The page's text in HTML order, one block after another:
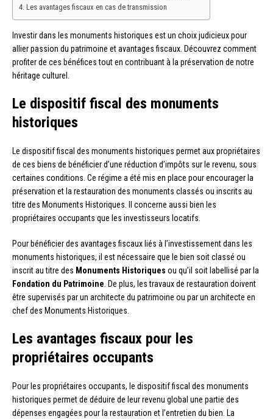
Les avantages fiscaux en cas de transmission
Investir dans les monuments historiques est un choix judicieux pour
allier passion du patrimoine et avantages fiscaux. Découvrez comment
profiter de ces bénéfices tout en contribuant à la préservation de notre
héritage culturel.
Le dispositif fiscal des monuments
historiques
Le dispositif fiscal des monuments historiques permet aux propriétaires
de ces biens de bénéficier d’une réduction d’impôts sur le revenu, sous
certaines conditions. Ce régime a été mis en place pour encourager la
préservation et la restauration des monuments classés ou inscrits au
titre des Monuments Historiques. Il concerne aussi bien les
propriétaires occupants que les investisseurs locatifs.
Pour bénéficier des avantages fiscaux liés à l’investissement dans les
monuments historiques, il est nécessaire que le bien soit classé ou
inscrit au titre des Monuments Historiques ou qu’il soit labellisé par la
Fondation du Patrimoine . De plus, les travaux de restauration doivent
être supervisés par un architecte du patrimoine ou par un architecte en
chef des Monuments Historiques.
Les avantages fiscaux pour les
propriétaires occupants
Pour les propriétaires occupants, le dispositif fiscal des monuments
historiques permet de déduire de leur revenu global une partie des
dépenses engagées pour la restauration et l’entretien du bien. La